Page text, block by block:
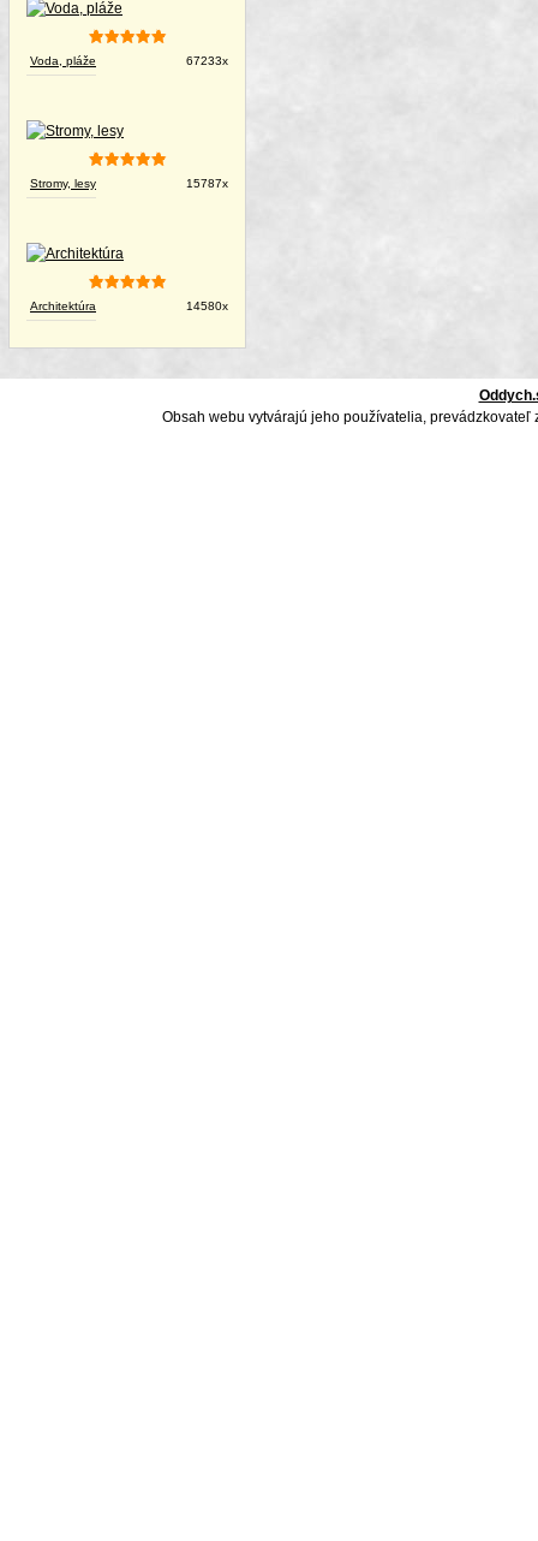
Voda, pláže 67233x
Stromy, lesy 15787x
Architektúra 14580x
Obsah webu vytvárajú jeho používatelia,